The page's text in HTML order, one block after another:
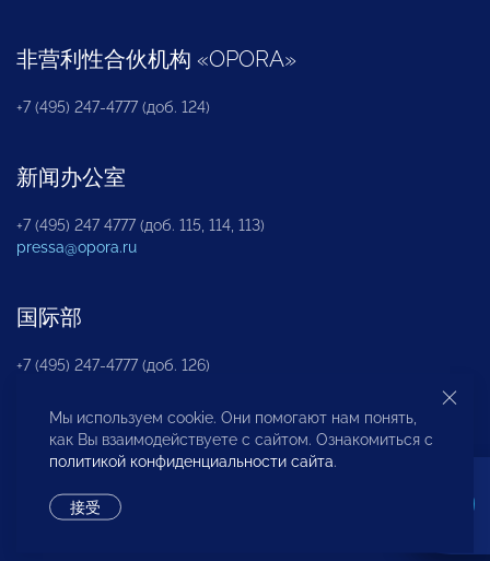
非营利性合伙机构 «OPORA»
+7 (495) 247-4777 (доб. 124)
新闻办公室
+7 (495) 247 4777 (доб. 115, 114, 113)
pressa@opora.ru
国际部
+7 (495) 247-4777 (доб. 126)
商投权益保护部
Мы используем cookie. Они помогают нам понять,
как Вы взаимодействуете с сайтом. Ознакомиться с
политикой конфиденциальности сайта.
接受